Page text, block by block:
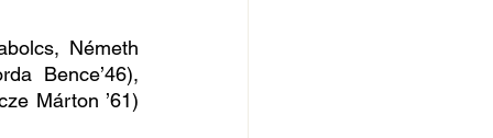
Németh
Bence’46),